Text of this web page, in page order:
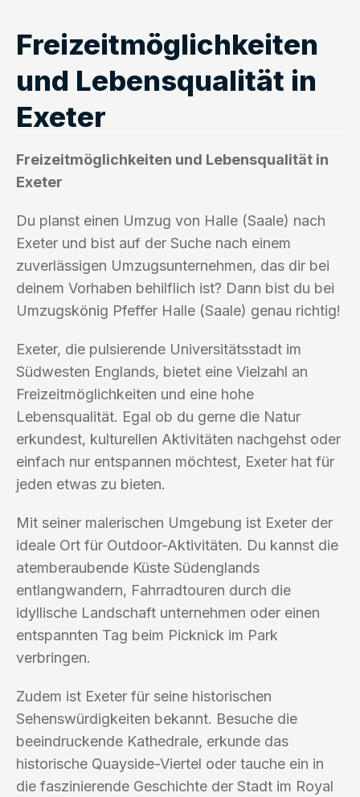
Freizeitmöglichkeiten
und Lebensqualität in
Exeter
Freizeitmöglichkeiten und Lebensqualität in
Exeter
Du planst einen Umzug von Halle (Saale) nach
Exeter und bist auf der Suche nach einem
zuverlässigen Umzugsunternehmen, das dir bei
deinem Vorhaben behilflich ist? Dann bist du bei
Umzugskönig Pfeffer Halle (Saale) genau richtig!
Exeter, die pulsierende Universitätsstadt im
Südwesten Englands, bietet eine Vielzahl an
Freizeitmöglichkeiten und eine hohe
Lebensqualität. Egal ob du gerne die Natur
erkundest, kulturellen Aktivitäten nachgehst oder
einfach nur entspannen möchtest, Exeter hat für
jeden etwas zu bieten.
Mit seiner malerischen Umgebung ist Exeter der
ideale Ort für Outdoor-Aktivitäten. Du kannst die
atemberaubende Küste Südenglands
entlangwandern, Fahrradtouren durch die
idyllische Landschaft unternehmen oder einen
entspannten Tag beim Picknick im Park
verbringen.
Zudem ist Exeter für seine historischen
Sehenswürdigkeiten bekannt. Besuche die
beeindruckende Kathedrale, erkunde das
historische Quayside-Viertel oder tauche ein in
die faszinierende Geschichte der Stadt im Royal